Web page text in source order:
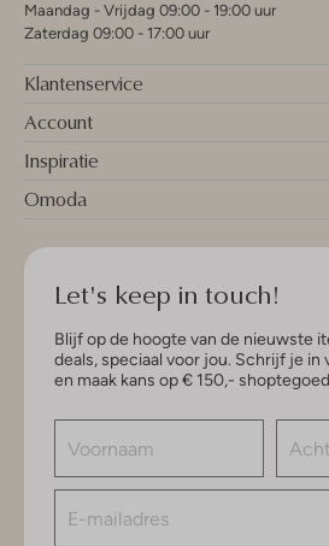
Maandag - Vrijdag 09:00 - 19:00 uur
Zaterdag 09:00 - 17:00 uur
Klantenservice
Account
Inspiratie
Omoda
Let's keep in touch!
Blijf op de hoogte van de nieuwste
deals, speciaal voor jou. Schrijf je in
en maak kans op € 150,-